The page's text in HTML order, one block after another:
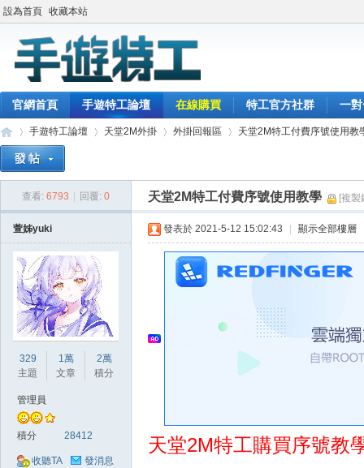
設為首頁 收藏本站
官網首頁 手遊特工論壇 在線購買 特工官方社群 一
手遊特工論壇
›
天堂2M外掛
›
外掛回報區
›
天堂2M特工付費序號使用教
查看: 6793 回覆: 0 天堂2M特工付費序號使用教學 [複製
萱姊yuki
329
主題
1萬
文章
2萬
積分
管理員
積分 28412
收聽TA 發消息
發表於 2021-5-12 15:02:43 顯示全部樓層
天堂2M特工購買序號教